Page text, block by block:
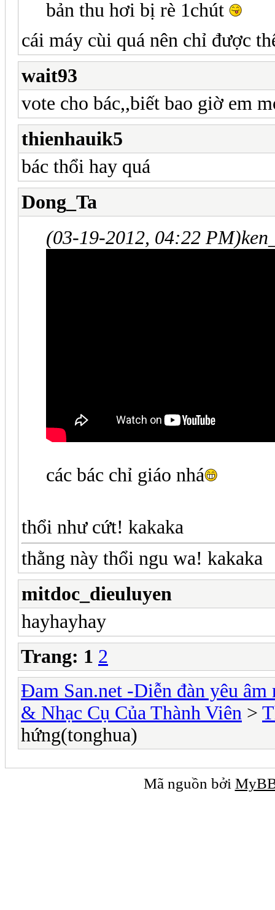
bản thu hơi bị rè 1chút
cái máy cùi quá nên chỉ được
wait93
vote cho bác,,biết bao giờ em
thienhauik5
bác thổi hay quá
Dong_Ta
(03-19-2012, 04:22 PM)
các bác chỉ giáo nhá
thổi như cứt! kakaka
thằng này thổi ngu wa! kakaka
mitdoc_dieuluyen
hayhayhay
Trang: 1 2
Đam San.net -Diễn đàn yêu âm
& Nhạc Cụ Của Thành Viên >
hứng(tonghua)
Mã nguồn bởi